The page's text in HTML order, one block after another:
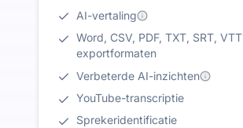
AI-vertaling
Word, CSV, PDF, TXT, SRT, VTT
exportformaten
Verbeterde AI-inzichten
YouTube-transcriptie
Sprekeridentificatie